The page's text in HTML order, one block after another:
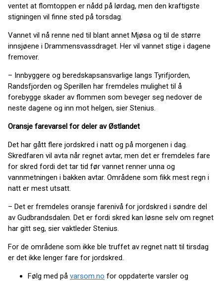
ventet at flomtoppen er nådd på lørdag, men den kraftigste
stigningen vil finne sted på torsdag.
Vannet vil nå renne ned til blant annet Mjøsa og til de større
innsjøene i Drammensvassdraget. Her vil vannet stige i dagene
fremover.
– Innbyggere og beredskapsansvarlige langs Tyrifjorden,
Randsfjorden og Sperillen har fremdeles mulighet til å
forebygge skader av flommen som beveger seg nedover de
neste dagene og inn mot helgen, sier Stenius.
Oransje farevarsel for deler av Østlandet
Det har gått flere jordskred i natt og på morgenen i dag.
Skredfaren vil avta når regnet avtar, men det er fremdeles fare
for skred fordi det tar tid før vannet renner unna og
vannmetningen i bakken avtar. Områdene som fikk mest regn i
natt er mest utsatt.
– Det er fremdeles oransje farenivå for jordskred i søndre del
av Gudbrandsdalen. Det er fordi skred kan løsne selv om regnet
har gitt seg, sier vaktleder Stenius.
For de områdene som ikke ble truffet av regnet natt til tirsdag
er det ikke lenger fare for jordskred.
Følg med på varsom.no for oppdaterte varsler og